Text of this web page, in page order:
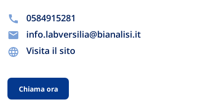
0584915281
info.labversilia@bianalisi.it
Visita il sito
Chiama ora